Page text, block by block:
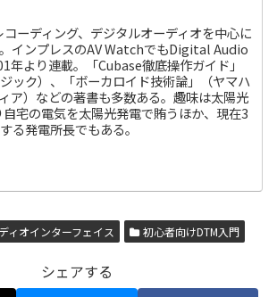
ーディング、デジタルオーディオを中心に
インプレスのAV WatchでもDigital Audio
より連載。「Cubase徹底操作ガイド」
ジック）、「ボーカロイド技術論」（ヤマハ
ア）などの著書も多数ある。趣味は太陽光
宅の電気を太陽光発電で賄うほか、現在3
る発電所長でもある。
ィオインターフェイス 初心者向けDTM入門
シェアする